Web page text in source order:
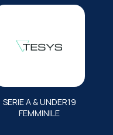
SERIE A & UNDER19
FEMMINILE